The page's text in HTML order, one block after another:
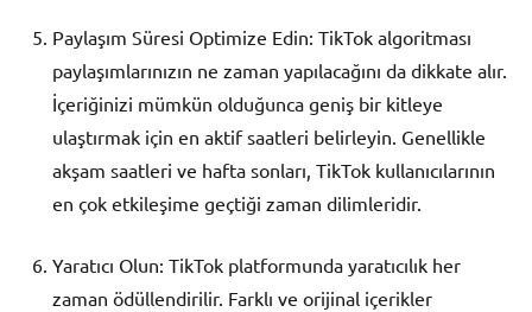
Paylaşım Süresi Optimize Edin: TikTok algoritması
paylaşımlarınızın ne zaman yapılacağını da dikkate alır.
İçeriğinizi mümkün olduğunca geniş bir kitleye
ulaştırmak için en aktif saatleri belirleyin. Genellikle
akşam saatleri ve hafta sonları, TikTok kullanıcılarının
en çok etkileşime geçtiği zaman dilimleridir.
Yaratıcı Olun: TikTok platformunda yaratıcılık her
zaman ödüllendirilir. Farklı ve orijinal içerikler